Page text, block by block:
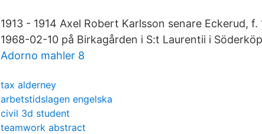
1913 - 1914 Axel Robert Karlsson senare Eckerud,
1968-02-10 på Birkagården i S:t Laurentii i
Adorno mahler 8
tax alderney
arbetstidslagen engelska
civil 3d student
teamwork abstract